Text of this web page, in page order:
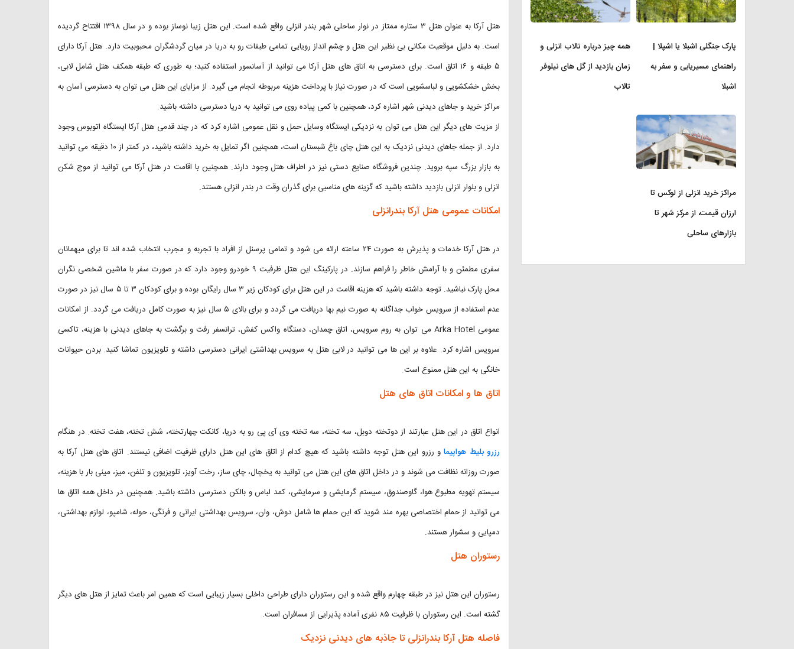
هتل آرکا به عنوان هتل ۳ ستاره ممتاز در نوار ساحلی شهر بندر انزلی واقع شده است. این هتل زیبا نوساز بوده و در سال ۱۳۹۸ افتتاح گردیده
است. به دلیل موقعیت مکانی بی نظیر این هتل و چشم انداز رویایی تمامی طبقات رو به دریا در میان گردشگران محبوبیت دارد. هتل آرکا دارای
۵ طبقه و ۱۶ اتاق است. برای دسترسی به اتاق های هتل آرکا می توانید از آسانسور استفاده کنید؛ به طوری که طبقه همکف هتل شامل لابی،
بخش خشکشویی و لباسشویی است که در صورت نیاز با پرداخت هزینه مربوطه انجام می گیرد. از مزایای این هتل می توان به دسترسی آسان به
مراکز خرید و جاهای دیدنی شهر اشاره کرد، همچنین با کمی پیاده روی می توانید به دریا دسترسی داشته باشید.
از مزیت های دیگر این هتل می توان به نزدیکی ایستگاه وسایل حمل و نقل عمومی اشاره کرد که در چند قدمی هتل آرکا ایستگاه اتوبوس وجود
دارد. از جمله جاهای دیدنی نزدیک به این هتل چای باغ شبستان است، همچنین اگر تمایل به خرید داشته باشید، در کمتر از ۱۰ دقیقه می توانید
به بازار بزرگ سپه بروید. چندین فروشگاه صنایع دستی نیز در اطراف هتل وجود دارند. همچنین با اقامت در هتل آرکا می توانید از موج شکن
انزلی و بلوار انزلی بازدید داشته باشید که گزینه های مناسبی برای گذران وقت در بندر انزلی هستند.
امکانات عمومی هتل آرکا بندرانزلی
در هتل آرکا خدمات و پذیرش به صورت ۲۴ ساعته ارائه می شود و تمامی پرسنل از افراد با تجربه و مجرب انتخاب شده اند تا برای میهمانان
سفری مطمئن و با آرامش خاطر را فراهم سازند. در پارکینگ این هتل ظرفیت ۹ خودرو وجود دارد که در صورت سفر با ماشین شخصی نگران
محل پارک نباشید. توجه داشته باشید که هزینه اقامت در این هتل برای کودکان زیر ۳ سال رایگان بوده و برای کودکان ۳ تا ۵ سال نیز در صورت
عدم استفاده از سرویس خواب جداگانه به صورت نیم بها دریافت می گردد و برای بالای ۵ سال نیز به صورت کامل دریافت می گردد. از امکانات
عمومی Arka Hotel می توان به روم سرویس، اتاق چمدان، دستگاه واکس کفش، ترانسفر رفت و برگشت به جاهای دیدنی با هزینه، تاکسی
سرویس اشاره کرد. علاوه بر این ها می توانید در لابی هتل به سرویس بهداشتی ایرانی دسترسی داشته و تلویزیون تماشا کنید. بردن حیوانات
خانگی به این هتل ممنوع است.
اتاق ها و امکانات اتاق های هتل
انواع اتاق در این هتل عبارتند از دوتخته دوبل، سه تخته، سه تخته وی آی پی رو به دریا، کانکت چهارتخته، شش تخته، هفت تخته. در هنگام
رزرو بلیط هواپیماو رزرو این هتل توجه داشته باشید که هیچ کدام از اتاق های این هتل دارای ظرفیت اضافی نیستند. اتاق های هتل آرکا به
صورت روزانه نظافت می شوند و در داخل اتاق های این هتل می توانید به یخچال، چای ساز، رخت آویز، تلویزیون و تلفن، میز، مینی بار با هزینه،
سیستم تهویه مطبوع هوا، گاوصندوق، سیستم گرمایشی و سرمایشی، کمد لباس و بالکن دسترسی داشته باشید. همچنین در داخل همه اتاق ها
می توانید از حمام اختصاصی بهره مند شوید که این حمام ها شامل دوش، وان، سرویس بهداشتی ایرانی و فرنگی، حوله، شامپو، لوازم بهداشتی،
دمپایی و سشوار هستند.
رستوران هتل
رستوران این هتل نیز در طبقه چهارم واقع شده و این رستوران دارای طراحی داخلی بسیار زیبایی است که همین امر باعث تمایز از هتل های دیگر
گشته است. این رستوران با ظرفیت ۸۵ نفری آماده پذیرایی از مسافران است.
فاصله هتل آرکا بندرانزلی تا جاذبه های دیدنی نزدیک
پارک جنگلی اشبلا یا اشپلا |
راهنمای مسیریابی و سفر به
اشبلا
همه چیز درباره تالاب انزلی و
زمان بازدید از گل های نیلوفر
تالاب
مراکز خرید انزلی از لوکس تا
ارزان قیمت، از مرکز شهر تا
بازارهای ساحلی